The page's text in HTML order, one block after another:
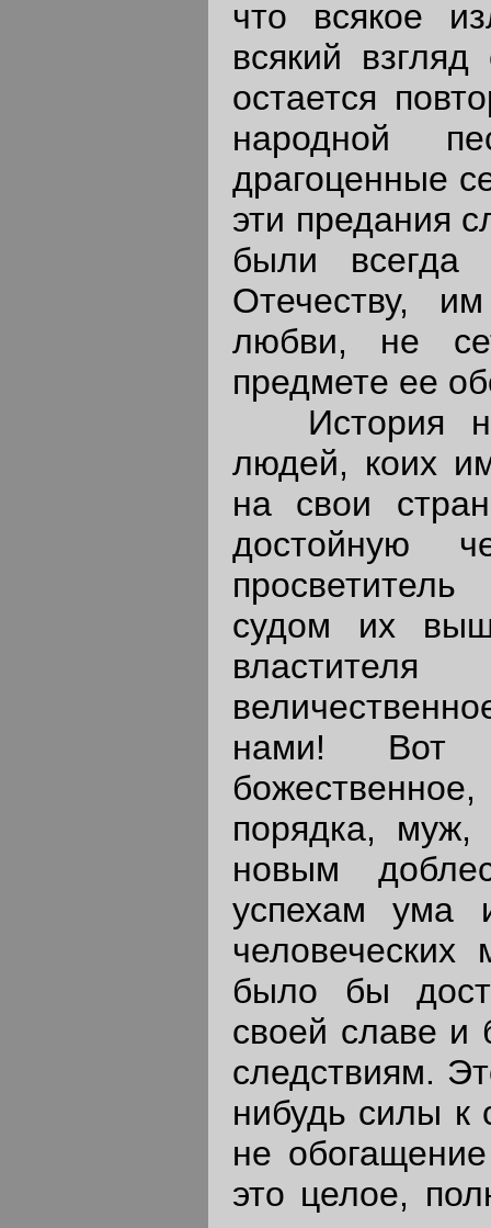
что всякое
всякий
остается
народной
драгоценные
эти предания
были
Отечеству,
любви, не
предмете ее
История
людей, коих
на свои
достойную
судом их
нами! Вот
порядка,
новым
успехам ума
человеческих
было бы
своей славе и
следствиям.
нибудь силы к
не
это целое,